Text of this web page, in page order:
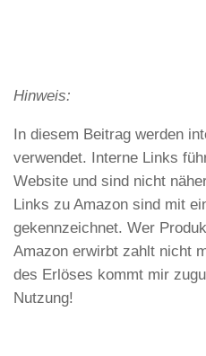
Hinweis:
In diesem Beitrag werden
verwendet. Interne Links
Website und sind nicht
Links zu Amazon sind mit
gekennzeichnet. Wer
Amazon erwirbt zahlt nicht
des Erlöses kommt mir
Nutzung!